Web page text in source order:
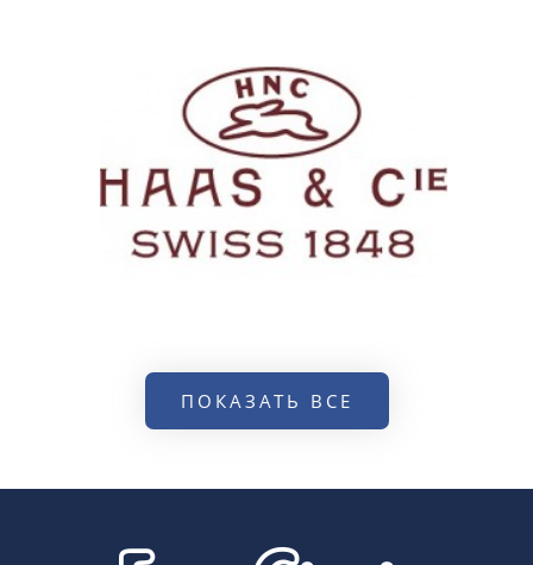
ПОКАЗАТЬ ВСЕ